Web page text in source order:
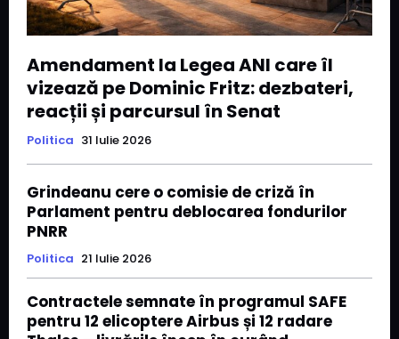
Amendament la Legea ANI care îl
vizează pe Dominic Fritz: dezbateri,
reacții și parcursul în Senat
Politica 31 Iulie 2026
Grindeanu cere o comisie de criză în
Parlament pentru deblocarea fondurilor
PNRR
Politica 21 Iulie 2026
Contractele semnate în programul SAFE
pentru 12 elicoptere Airbus și 12 radare